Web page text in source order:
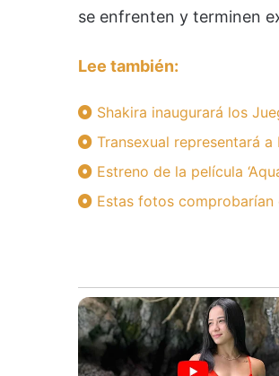
se enfrenten y terminen
Lee también:
Shakira inaugurará los
Transexual representará
Estreno de la película
Estas fotos comprobarían